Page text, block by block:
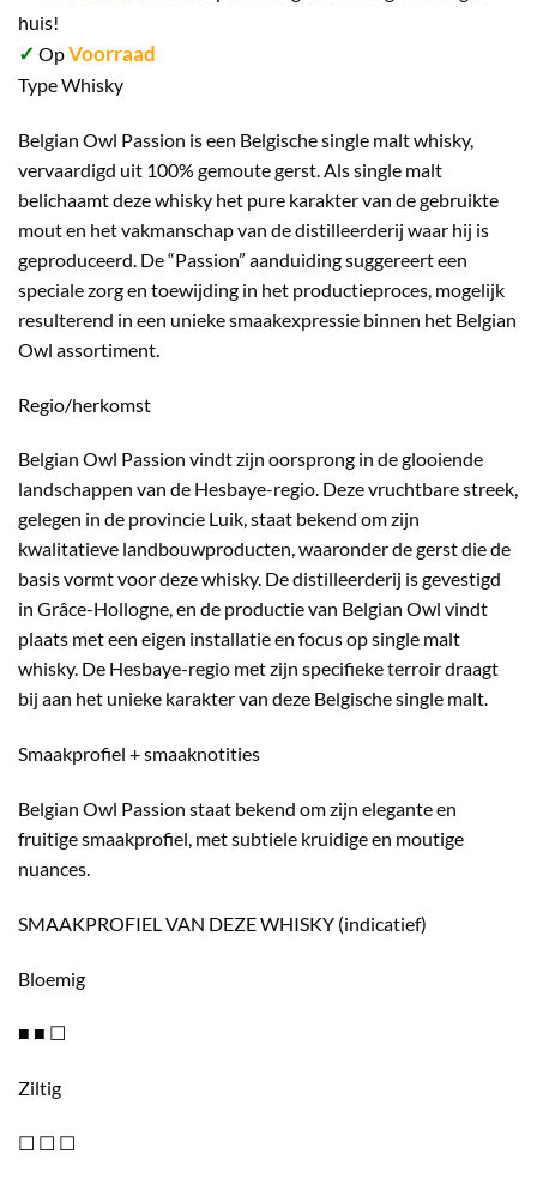
huis!
✓ OpVoorraad
Type Whisky
Belgian Owl Passion is een Belgische single malt whisky,
vervaardigd uit 100% gemoute gerst. Als single malt
belichaamt deze whisky het pure karakter van de gebruikte
mout en het vakmanschap van de distilleerderij waar hij is
geproduceerd. De “Passion” aanduiding suggereert een
speciale zorg en toewijding in het productieproces, mogelijk
resulterend in een unieke smaakexpressie binnen het Belgian
Owl assortiment.
Regio/herkomst
Belgian Owl Passion vindt zijn oorsprong in de glooiende
landschappen van de Hesbaye-regio. Deze vruchtbare streek,
gelegen in de provincie Luik, staat bekend om zijn
kwalitatieve landbouwproducten, waaronder de gerst die de
basis vormt voor deze whisky. De distilleerderij is gevestigd
in Grâce-Hollogne, en de productie van Belgian Owl vindt
plaats met een eigen installatie en focus op single malt
whisky. De Hesbaye-regio met zijn specifieke terroir draagt
bij aan het unieke karakter van deze Belgische single malt.
Smaakprofiel + smaaknotities
Belgian Owl Passion staat bekend om zijn elegante en
fruitige smaakprofiel, met subtiele kruidige en moutige
nuances.
SMAAKPROFIEL VAN DEZE WHISKY (indicatief)
Bloemig
■ ■ ☐
Ziltig
☐ ☐ ☐